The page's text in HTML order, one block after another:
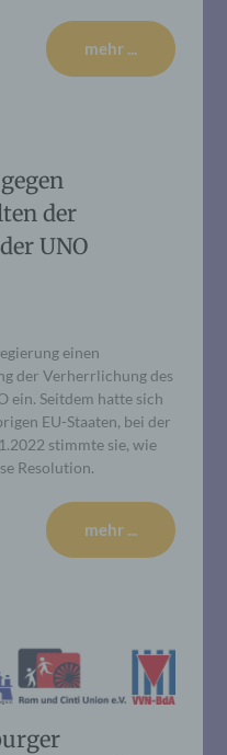
mehr ...
der
UNO
einen
der Verherrlichung des
ein. Seitdem hatte sich
EU-Staaten, bei der
stimmte sie, wie
Resolution.
mehr ...